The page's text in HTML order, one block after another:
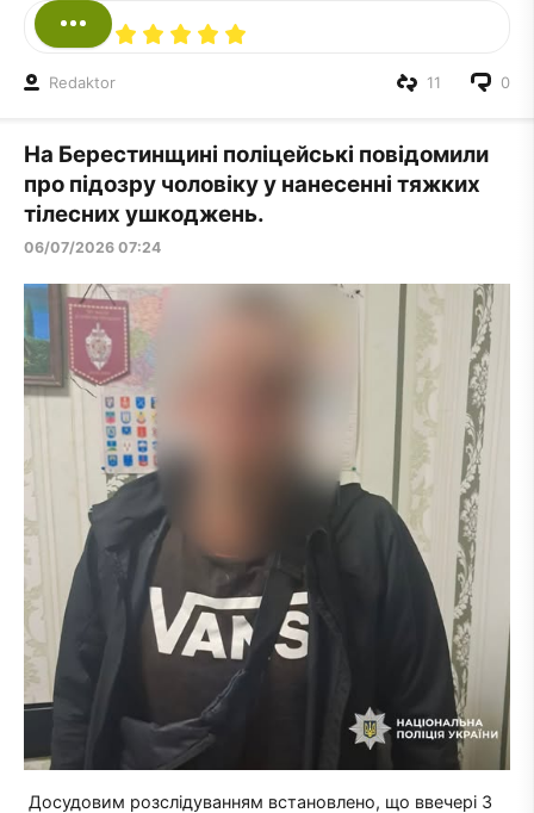
Redaktor 0
11
На Берестинщині поліцейські повідомили
про підозру чоловіку у нанесенні тяжких
тілесних ушкоджень.
06/07/2026 07:24
Досудовим розслідуванням встановлено, що ввечері 3